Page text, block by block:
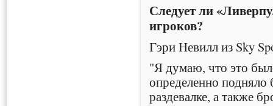
Следует ли
игроков?
Гэри Невилл из Sky
"Я думаю, что это
определенно
раздевалке, а также